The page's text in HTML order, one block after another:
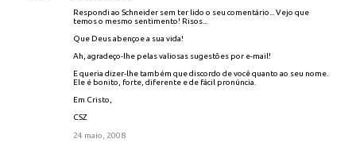
Respondi ao Schneider sem ter lido o seu comentário... Vejo que
temos o mesmo sentimento! Risos...
Que Deus abençoe a sua vida!
Ah, agradeço-lhe pelas valiosas sugestões por e-mail!
E queria dizer-lhe também que discordo de você quanto ao seu nome.
Ele é bonito, forte, diferente e de fácil pronúncia.
Em Cristo,
CSZ
24 maio, 2008